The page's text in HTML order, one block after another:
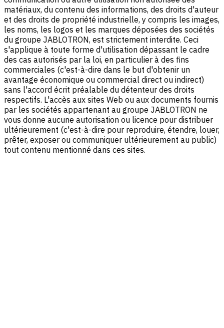
matériaux, du contenu des informations, des droits d'auteur
et des droits de propriété industrielle, y compris les images,
les noms, les logos et les marques déposées des sociétés
du groupe JABLOTRON, est strictement interdite. Ceci
s'applique à toute forme d'utilisation dépassant le cadre
des cas autorisés par la loi, en particulier à des fins
commerciales (c'est-à-dire dans le but d'obtenir un
avantage économique ou commercial direct ou indirect)
sans l'accord écrit préalable du détenteur des droits
respectifs. L'accès aux sites Web ou aux documents fournis
par les sociétés appartenant au groupe JABLOTRON ne
vous donne aucune autorisation ou licence pour distribuer
ultérieurement (c'est-à-dire pour reproduire, étendre, louer,
prêter, exposer ou communiquer ultérieurement au public)
tout contenu mentionné dans ces sites.